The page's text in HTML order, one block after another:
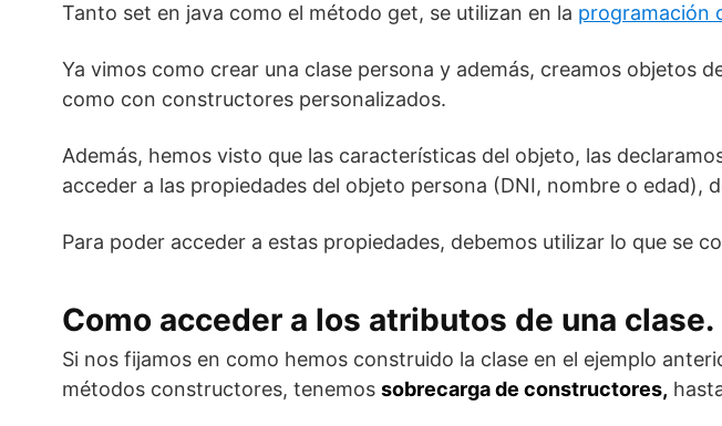
Tanto set en java como el método get, se utilizan en la programación
Ya vimos como crear una clase persona y además, creamos objetos
como con constructores personalizados.
Además, hemos visto que las características del objeto, las
acceder a las propiedades del objeto persona (DNI, nombre o edad),
Para poder acceder a estas propiedades, debemos utilizar lo que se
Como acceder a los atributos de una clase.
Si nos fijamos en como hemos construido la clase en el ejemplo
métodos constructores, tenemos sobrecarga de constructores,